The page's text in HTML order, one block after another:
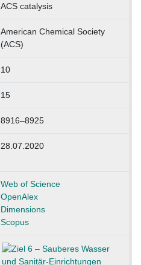
ACS catalysis
American Chemical Society
(ACS)
10
15
8916–8925
28.07.2020
Web of Science
OpenAlex
Dimensions
Scopus